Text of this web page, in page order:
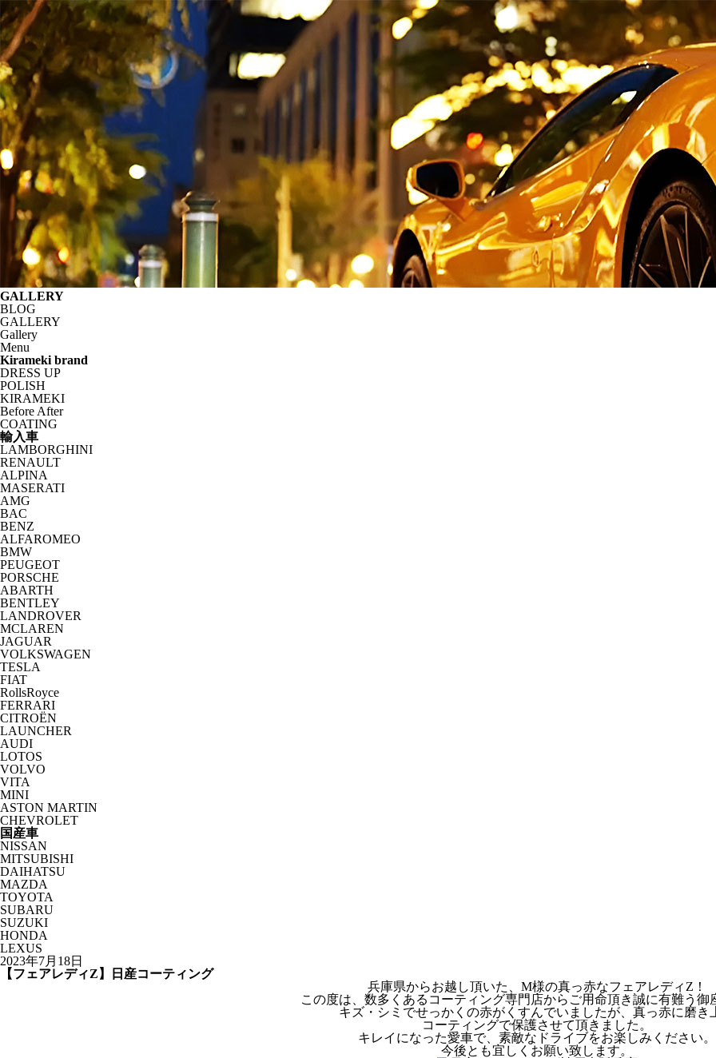
GALLERY
BLOG
GALLERY
Gallery
Menu
Kirameki brand
DRESS UP
POLISH
KIRAMEKI
Before After
COATING
輸入車
LAMBORGHINI
RENAULT
ALPINA
MASERATI
AMG
BAC
BENZ
ALFAROMEO
BMW
PEUGEOT
PORSCHE
ABARTH
BENTLEY
LANDROVER
MCLAREN
JAGUAR
VOLKSWAGEN
TESLA
FIAT
RollsRoyce
FERRARI
CITROËN
LAUNCHER
AUDI
LOTOS
VOLVO
VITA
MINI
ASTON MARTIN
CHEVROLET
国産車
NISSAN
MITSUBISHI
DAIHATSU
MAZDA
TOYOTA
SUBARU
SUZUKI
HONDA
LEXUS
2023年7月18日
【フェアレディZ】日産コーティング
兵庫県からお越し頂いた、M様の真っ赤なフェアレディZ！
この度は、数多くあるコーティング専門店からご用命頂き誠に有難う御
キズ・シミでせっかくの赤がくすんでいましたが、真っ赤に磨き
コーティングで保護させて頂きました。
キレイになった愛車で、素敵なドライブをお楽しみください。
今後とも宜しくお願い致します。